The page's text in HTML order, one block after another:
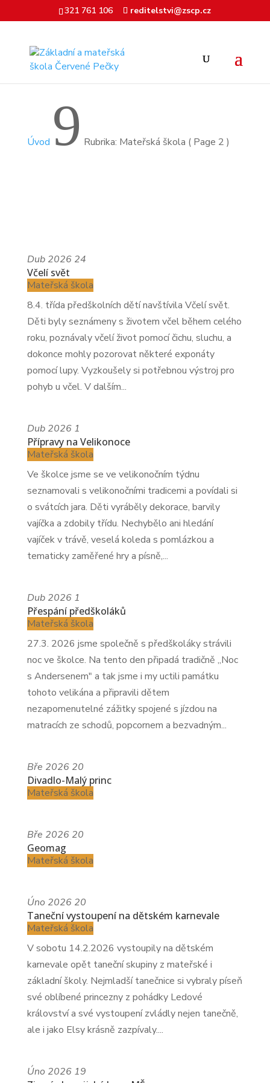
321 761 106 reditelstvi@zscp.cz
Úvod 9 Rubrika: Mateřská škola ( Page 2 )
Dub 2026 24
Včelí svět
Mateřská škola
8.4. třída předškolních dětí navštívila Včelí svět.
Děti byly seznámeny s životem včel během celého
roku, poznávaly včelí život pomocí čichu, sluchu, a
dokonce mohly pozorovat některé exponáty
pomocí lupy. Vyzkoušely si potřebnou výstroj pro
pohyb u včel. V dalším...
Dub 2026 1
Přípravy na Velikonoce
Mateřská škola
Ve školce jsme se ve velikonočním týdnu
seznamovali s velikonočními tradicemi a povídali si
o svátcích jara. Děti vyráběly dekorace, barvily
vajíčka a zdobily třídu. Nechybělo ani hledání
vajíček v trávě, veselá koleda s pomlázkou a
tematicky zaměřené hry a písně,...
Dub 2026 1
Přespání předškoláků
Mateřská škola
27.3. 2026 jsme společně s předškoláky strávili
noc ve školce. Na tento den připadá tradičně ,,Noc
s Andersenem" a tak jsme i my uctili památku
tohoto velikána a připravili dětem
nezapomenutelné zážitky spojené s jízdou na
matracích ze schodů, popcornem a bezvadným...
Bře 2026 20
Divadlo-Malý princ
Mateřská škola
Bře 2026 20
Geomag
Mateřská škola
Úno 2026 20
Taneční vystoupení na dětském karnevale
Mateřská škola
V sobotu 14.2.2026 vystoupily na dětském
karnevale opět taneční skupiny z mateřské i
základní školy. Nejmladší tanečnice si vybraly píseň
své oblíbené princezny z pohádky Ledové
království a své vystoupení zvládly nejen tanečně,
ale i jako Elsy krásně zazpívaly....
Úno 2026 19